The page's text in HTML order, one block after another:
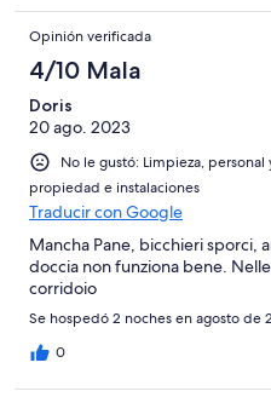
Opinión verificada
4/10 Mala
Doris
20 ago. 2023
No le gustó: Limpieza,
propiedad e instalaciones
Traducir con Google
Mancha Pane, bicchieri sporci,
doccia non funziona bene.
corridoio
Se hospedó 2 noches en agosto de
0